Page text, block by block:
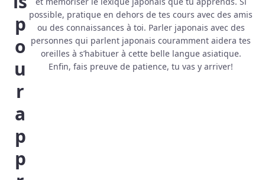
p
o
u
r
a
p
p
possible, pratique en dehors de tes cours avec des amis
ou des connaissances à toi. Parler japonais avec des
personnes qui parlent japonais couramment aidera tes
oreilles à s’habituer à cette belle langue asiatique.
Enfin, fais preuve de patience, tu vas y arriver!